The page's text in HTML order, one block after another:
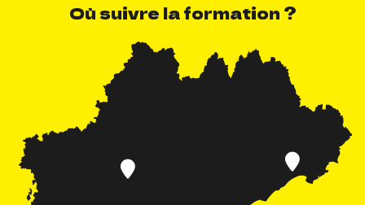
Où suivre la formation ?